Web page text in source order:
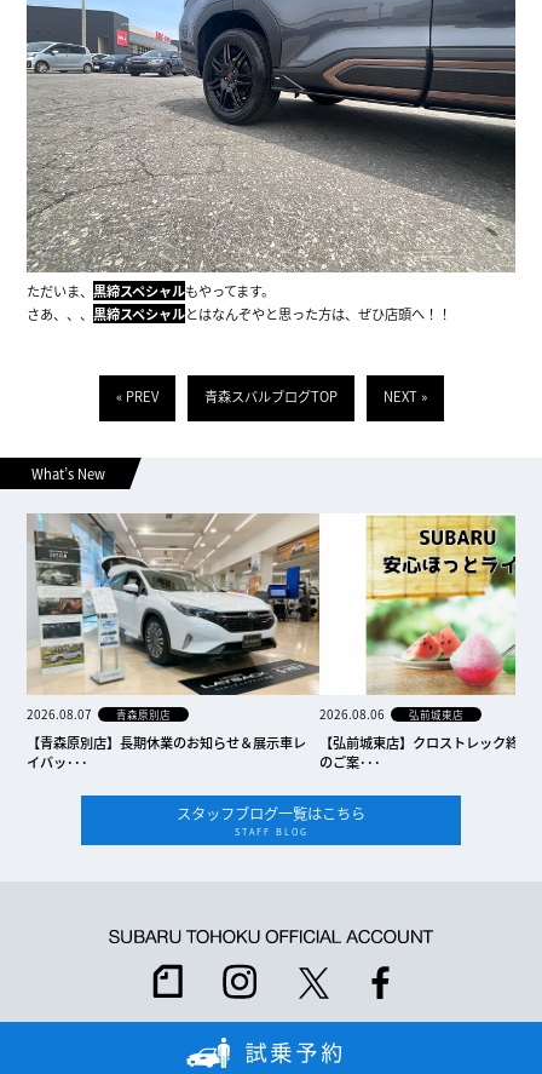
ただいま、黒締スペシャルもやってます。
さあ、、、黒締スペシャルとはなんぞやと思った方は、ぜひ店頭へ！！
« PREV 青森スバルブログTOP NEXT »
What’s New
2026.08.07 青森原別店
【青森原別店】長期休業のお知らせ＆展示車レ
イバッ･･･
2026.08.06 弘前城東店
【弘前城東店】クロストレック終売
のご案･･･
スタッフブログ一覧はこちら
STAFF BLOG
©2025 Subaru Tohoku All rights reserved.